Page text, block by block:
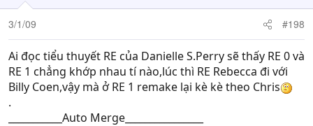
3/1/09 #198
Ai đọc tiểu thuyết RE của Danielle S.Perry sẽ thấy RE 0 và
RE 1 chẳng khớp nhau tí nào,lúc thì RE Rebecca đi với
Billy Coen,vậy mà ở RE 1 remake lại kè kè theo Chris
.
___________Auto Merge________________